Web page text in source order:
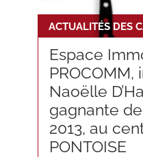
ACTUALITÉS DES
Espace
PROCOMM,
Naoëlle
gagnante de
2013, au
PONTOISE